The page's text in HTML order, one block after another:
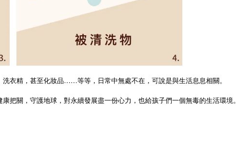
衣精，甚至化妝品……等等，日常中無處不在，可說是與生活息息相關。
把關，守護地球，對永續發展盡一份心力，也給孩子們一個無毒的生活環境。